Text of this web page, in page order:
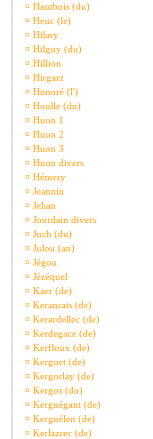
¤ Hautbois (du)
¤ Heuc (le)
¤ Hilary
¤ Hilguy (du)
¤ Hillion
¤ Hirgarz
¤ Honoré (l')
¤ Houlle (du)
¤ Huon 1
¤ Huon 2
¤ Huon 3
¤ Huon divers
¤ Hémery
¤ Jeannin
¤ Jehan
¤ Jourdain divers
¤ Juch (du)
¤ Julou (an)
¤ Jégou
¤ Jézéquel
¤ Kaer (de)
¤ Keranrais (de)
¤ Kerardellec (de)
¤ Kerdegace (de)
¤ Kerfloux (de)
¤ Kergoet (de)
¤ Kergorlay (de)
¤ Kergos (du)
¤ Kerguégant (de)
¤ Kerguélen (de)
¤ Kerlazrec (de)